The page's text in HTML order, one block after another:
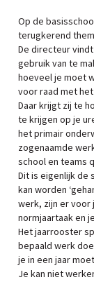
Op de
terugkerend
De directeur
gebruik van te
hoeveel je moet
voor raad met
Daar krijgt zij te
te krijgen op je
het primair
zogenaamde
school en teams
Dit is eigenlijk de
kan worden
werk, zijn er voor
normjaartaak en
Het jaarrooster
bepaald werk
je in een jaar
Je kan niet